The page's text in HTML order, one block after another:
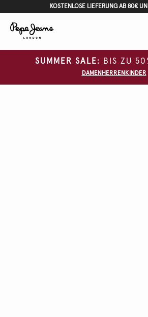
KOSTENLOSE LIEFERUNG AB 80€
SUMMER SALE: BIS ZU
DAMEN HERREN KINDER